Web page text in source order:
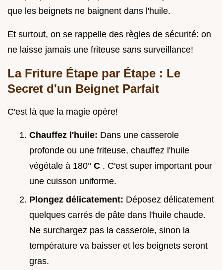
que les beignets ne baignent dans l'huile.
Et surtout, on se rappelle des règles de sécurité: on
ne laisse jamais une friteuse sans surveillance!
La Friture Étape par Étape : Le
Secret d'un Beignet Parfait
C'est là que la magie opère!
Chauffez l'huile: Dans une casserole
profonde ou une friteuse, chauffez l'huile
végétale à 180° C . C'est super important pour
une cuisson uniforme.
Plongez délicatement: Déposez délicatement
quelques carrés de pâte dans l'huile chaude.
Ne surchargez pas la casserole, sinon la
température va baisser et les beignets seront
gras.